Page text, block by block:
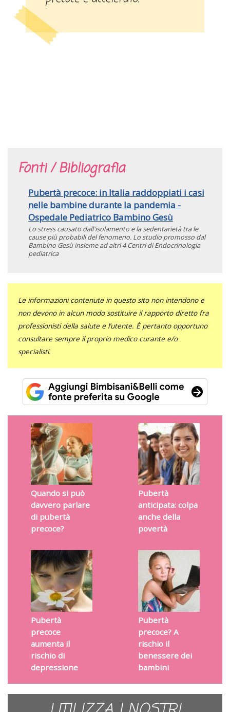
Fonti / Bibliografia
Pubertà precoce: in Italia raddoppiati i casi
nelle bambine durante la pandemia -
Ospedale Pediatrico Bambino Gesù
Lo stress causato dall'isolamento e la sedentarietà tra le
cause più probabili del fenomeno. Lo studio promosso dal
Bambino Gesù insieme ad altri 4 Centri di Endocrinologia
pediatrica
Le informazioni contenute in questo sito non intendono e
non devono in alcun modo sostituire il rapporto diretto fra
professionisti della salute e l’utente. È pertanto opportuno
consultare sempre il proprio medico curante e/o
specialisti.
Quando si può
davvero parlare
di pubertà
precoce?
Pubertà
anticipata: colpa
anche della
povertà
Pubertà
precoce
aumenta il
rischio di
depressione
Pubertà
precoce? A
rischio il
benessere dei
bambini